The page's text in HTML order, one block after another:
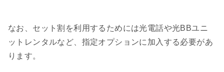
なお、セット割を利用するためには光電話や光BBユニ
ットレンタルなど、指定オプションに加入する必要があ
ります。